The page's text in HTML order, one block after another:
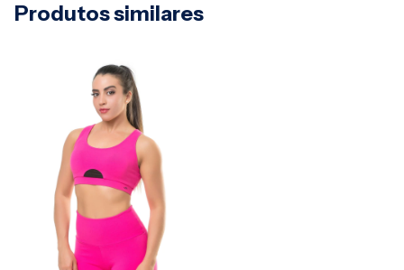
Produtos similares